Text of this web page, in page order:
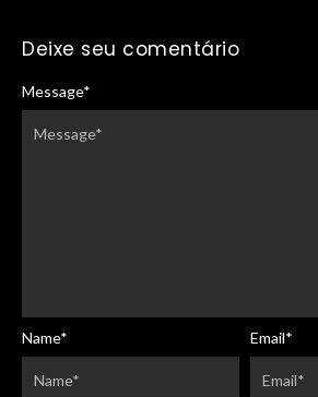
Deixe seu comentário
Message*
Name* Email*